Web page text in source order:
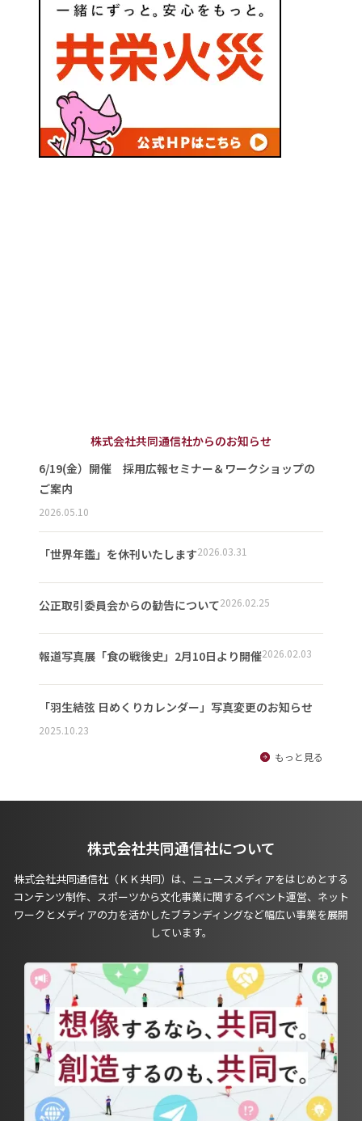
株式会社共同通信社からのお知らせ
6/19(金）開催 採用広報セミナー＆ワークショップの
ご案内
2026.05.10
「世界年鑑」を休刊いたします2026.03.31
公正取引委員会からの勧告について2026.02.25
報道写真展「食の戦後史」2月10日より開催2026.02.03
「羽生結弦 日めくりカレンダー」写真変更のお知らせ
2025.10.23
もっと見る
株式会社共同通信社について
株式会社共同通信社（ＫＫ共同）は、ニュースメディアをはじめとする
コンテンツ制作、スポーツから文化事業に関するイベント運営、ネット
ワークとメディアの力を活かしたブランディングなど幅広い事業を展開
しています。